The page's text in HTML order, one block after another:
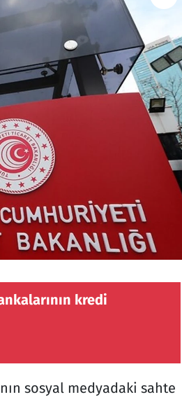
kredi
sosyal medyadaki sahte